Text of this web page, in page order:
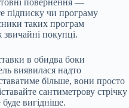
підписку чи програму
таких програм
покупці.
в обидва боки
виявилася надто
більше, вони просто
сантиметрову стрічку
буде вигідніше.